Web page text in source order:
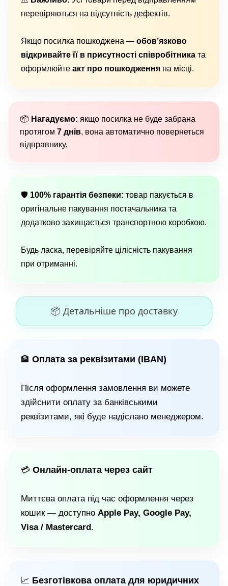
перевіряються на відсутність дефектів.
Якщо посилка пошкоджена — обов’язково
відкривайте її в присутності співробітника та
оформлюйте акт про пошкодження на місці.
📦 Нагадуємо: якщо посилка не буде забрана
протягом 7 днів, вона автоматично повернеться
відправнику.
🛡 100% гарантія безпеки: товар пакується в
оригінальне пакування постачальника та
додатково захищається транспортною коробкою.
Будь ласка, перевіряйте цілісність пакування
при отриманні.
📦 Детальніше про доставку
🏦 Оплата за реквізитами (IBAN)
Після оформлення замовлення ви можете
здійснити оплату за банківськими
реквізитами, які буде надіслано менеджером.
💳 Онлайн-оплата через сайт
Миттєва оплата під час оформлення через
кошик — доступно Apple Pay, Google Pay,
Visa / Mastercard.
📈 Безготівкова оплата для юридичних